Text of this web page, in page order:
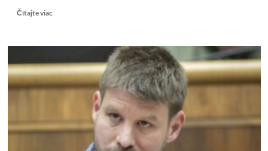
Čítajte viacRead
Opozícia
mala
začať
tlačiť
bolo
Šimečku!